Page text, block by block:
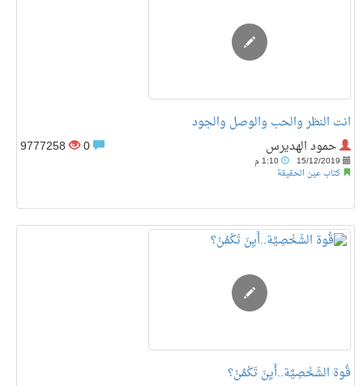
انت النظر والحب والوصل والجود
حمود الهديرس
15/12/2019
كتاب عين الحقيقة
9777258
قُوة الشَخْصِيَّة..أَيِنَ تَكْمُنْ؟